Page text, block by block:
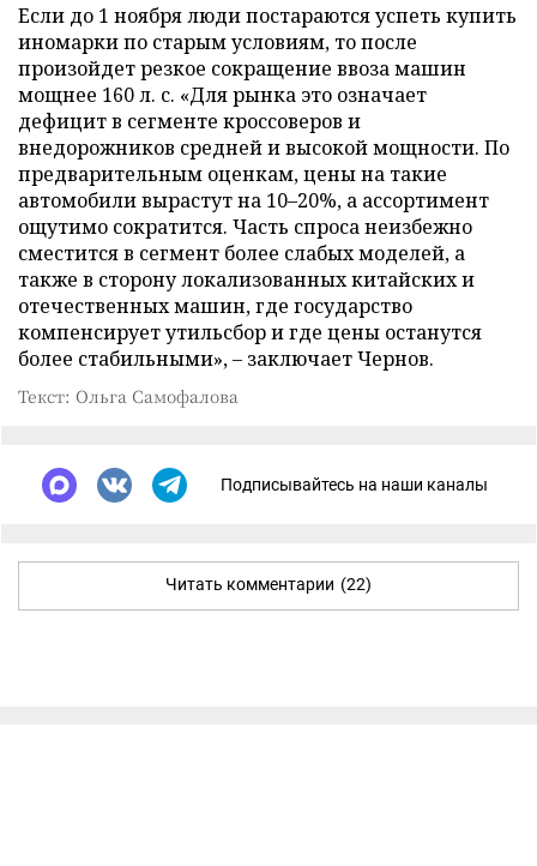
Если до 1 ноября люди постараются успеть купить
иномарки по старым условиям, то после
произойдет резкое сокращение ввоза машин
мощнее 160 л. с. «Для рынка это означает
дефицит в сегменте кроссоверов и
внедорожников средней и высокой мощности. По
предварительным оценкам, цены на такие
автомобили вырастут на 10–20%, а ассортимент
ощутимо сократится. Часть спроса неизбежно
сместится в сегмент более слабых моделей, а
также в сторону локализованных китайских и
отечественных машин, где государство
компенсирует утильсбор и где цены останутся
более стабильными», – заключает Чернов.
Текст: Ольга Самофалова
Подписывайтесь на наши каналы
Читать комментарии (22)